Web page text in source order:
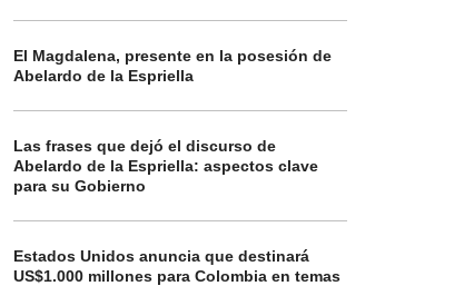
El Magdalena, presente en la posesión de
Abelardo de la Espriella
Las frases que dejó el discurso de
Abelardo de la Espriella: aspectos clave
para su Gobierno
Estados Unidos anuncia que destinará
US$1.000 millones para Colombia en temas